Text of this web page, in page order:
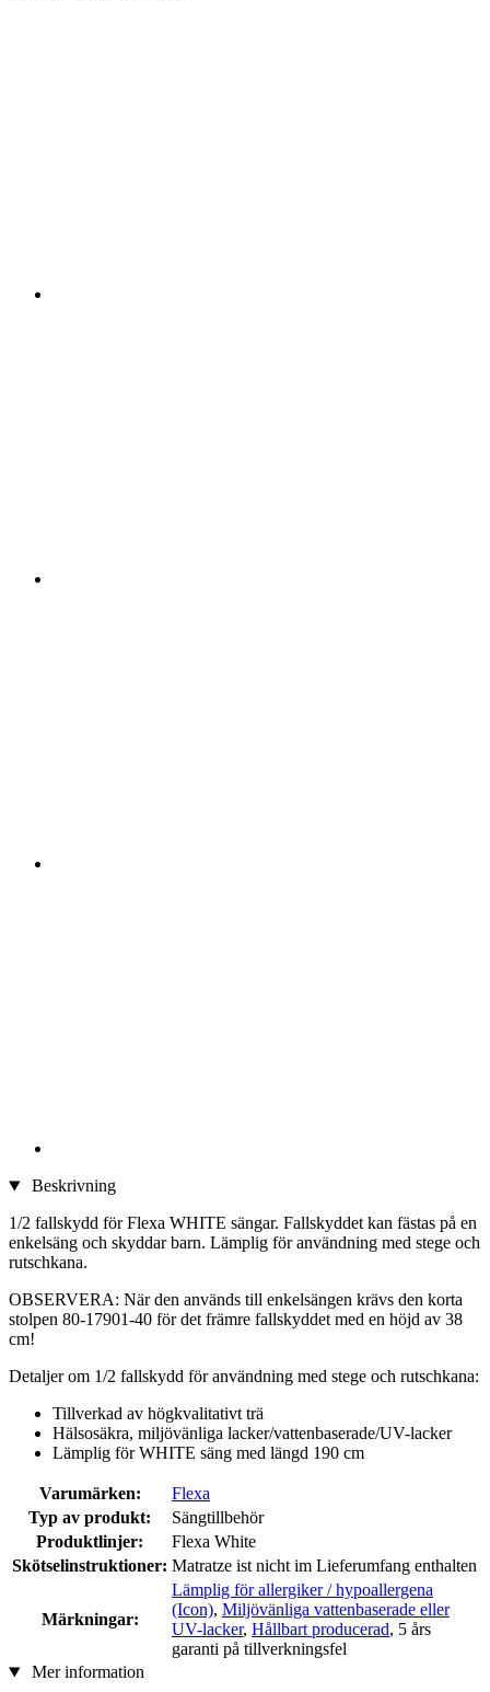
Beskrivning
1/2 fallskydd för Flexa WHITE sängar. Fallskyddet kan fästas på en
enkelsäng och skyddar barn. Lämplig för användning med stege och
rutschkana.
OBSERVERA: När den används till enkelsängen krävs den korta
stolpen 80-17901-40 för det främre fallskyddet med en höjd av 38
cm!
Detaljer om 1/2 fallskydd för användning med stege och rutschkana:
Tillverkad av högkvalitativt trä
Hälsosäkra, miljövänliga lacker/vattenbaserade/UV-lacker
Lämplig för WHITE säng med längd 190 cm
Varumärken:
Flexa
Typ av produkt:
Sängtillbehör
Produktlinjer:
Flexa White
Skötselinstruktioner: Matratze ist nicht im Lieferumfang enthalten
Märkningar:
Lämplig för allergiker / hypoallergena
(Icon), Miljövänliga vattenbaserade eller
UV-lacker, Hållbart producerad, 5 års
garanti på tillverkningsfel
Mer information